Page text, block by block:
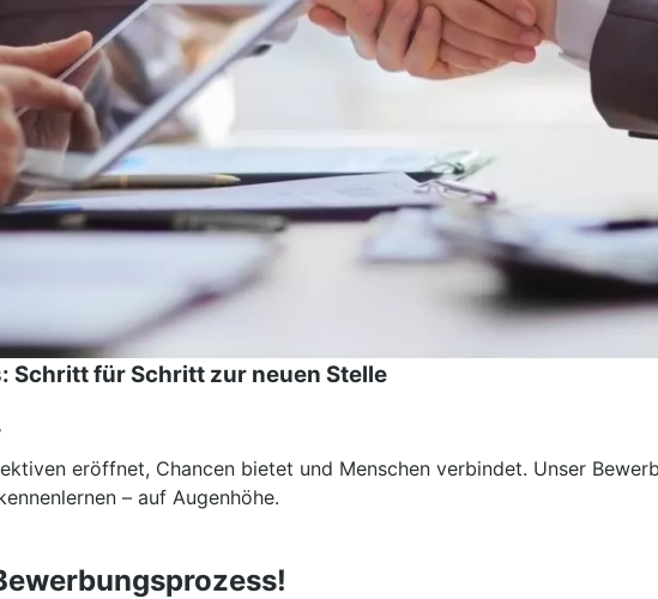
Schritt für Schritt zur neuen Stelle
eröffnet, Chancen bietet und Menschen verbindet. Unser
– auf Augenhöhe.